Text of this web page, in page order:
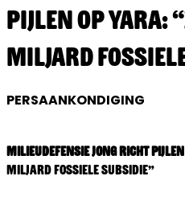
pijlen op Yara:
miljard
PERSAANKONDIGING
Milieudefensie Jong richt
miljard fossiele subsidie”